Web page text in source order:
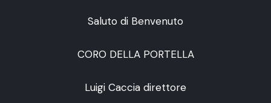
Saluto di Benvenuto
CORO DELLA PORTELLA
Luigi Caccia direttore